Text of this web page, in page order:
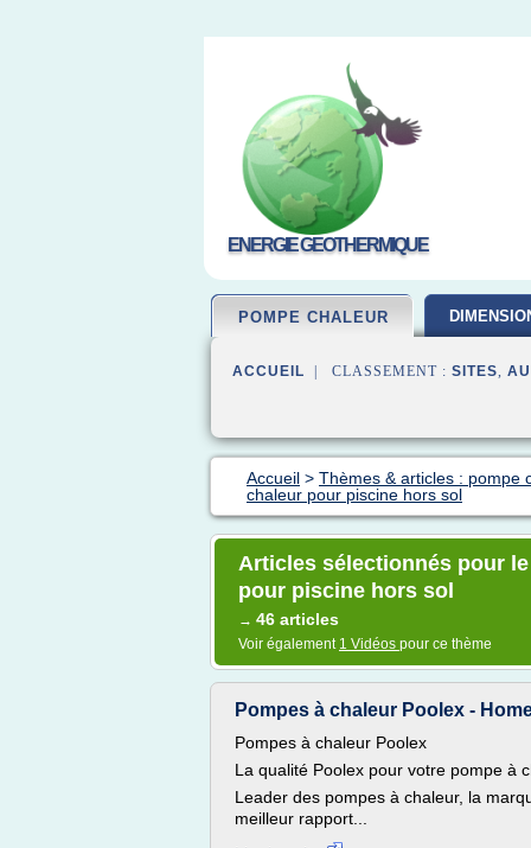
ENERGIE GEOTHERMIQUE
POMPE CHALEUR
ACCUEIL | CLASSEMENT : SITES,
Accueil > Thèmes & articles : pompe
chaleur pour piscine hors sol
Articles sélectionnés pour
pour piscine hors sol
→ 46 articles
Voir également 1 Vidéos pour ce thème
Pompes à chaleur Poolex -
Pompes à chaleur Poolex
La qualité Poolex pour votre pompe à
Leader des pompes à chaleur, la
meilleur rapport...